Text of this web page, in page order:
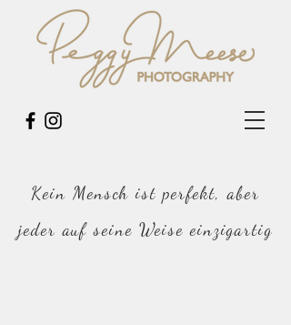
Kein Mensch ist perfekt, aber
jeder auf seine Weise einzigartig